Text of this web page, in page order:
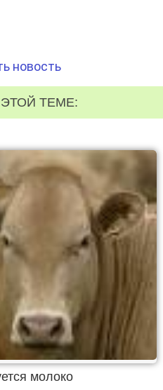
новость
ТЕМЕ:
молоко